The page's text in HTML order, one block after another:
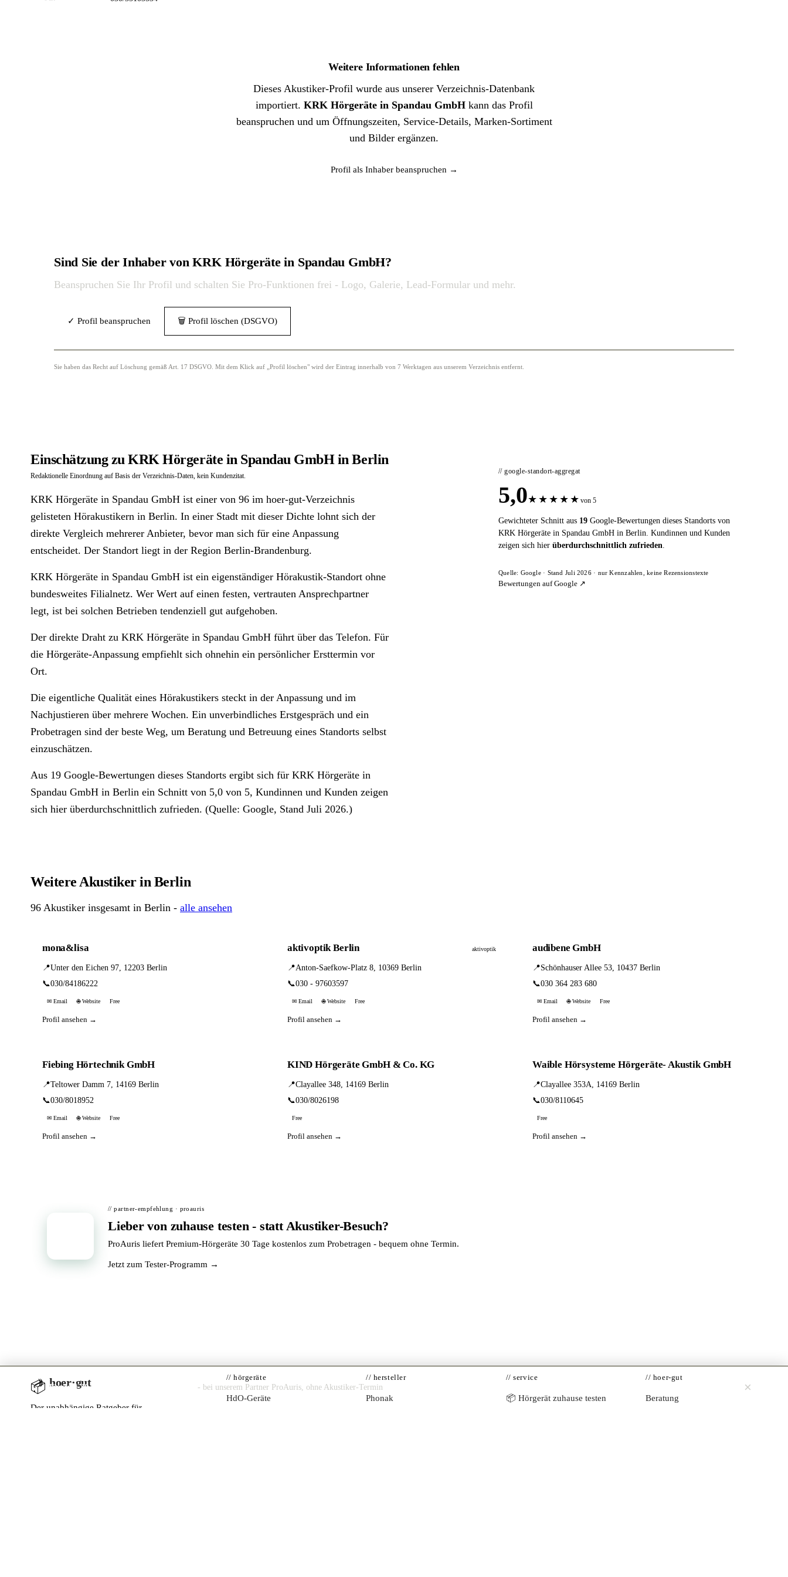
Weitere Informationen fehlen
Dieses Akustiker-Profil wurde aus unserer Verzeichnis-Datenbank
importiert. KRK Hörgeräte in Spandau GmbHkann das Profil
beanspruchen und um Öffnungszeiten, Service-Details, Marken-Sortiment
und Bilder ergänzen.
Profil als Inhaber beanspruchen →
Sind Sie der Inhaber von KRK Hörgeräte in Spandau GmbH?
Beanspruchen Sie Ihr Profil und schalten Sie Pro-Funktionen frei - Logo, Galerie, Lead-Formular und mehr.
✓ Profil beanspruchen 🗑 Profil löschen (DSGVO)
Sie haben das Recht auf Löschung gemäß Art. 17 DSGVO. Mit dem Klick auf „Profil löschen" wird der Eintrag innerhalb von 7 Werktagen aus unserem Verzeichnis entfernt.
Einschätzung zu KRK Hörgeräte in Spandau GmbH in Berlin
Redaktionelle Einordnung auf Basis der Verzeichnis-Daten, kein Kundenzitat.
KRK Hörgeräte in Spandau GmbH ist einer von 96 im hoer-gut-Verzeichnis
gelisteten Hörakustikern in Berlin. In einer Stadt mit dieser Dichte lohnt sich der
direkte Vergleich mehrerer Anbieter, bevor man sich für eine Anpassung
entscheidet. Der Standort liegt in der Region Berlin-Brandenburg.
KRK Hörgeräte in Spandau GmbH ist ein eigenständiger Hörakustik-Standort ohne
bundesweites Filialnetz. Wer Wert auf einen festen, vertrauten Ansprechpartner
legt, ist bei solchen Betrieben tendenziell gut aufgehoben.
Der direkte Draht zu KRK Hörgeräte in Spandau GmbH führt über das Telefon. Für
die Hörgeräte-Anpassung empfiehlt sich ohnehin ein persönlicher Ersttermin vor
Ort.
Die eigentliche Qualität eines Hörakustikers steckt in der Anpassung und im
Nachjustieren über mehrere Wochen. Ein unverbindliches Erstgespräch und ein
Probetragen sind der beste Weg, um Beratung und Betreuung eines Standorts selbst
einzuschätzen.
Aus 19 Google-Bewertungen dieses Standorts ergibt sich für KRK Hörgeräte in
Spandau GmbH in Berlin ein Schnitt von 5,0 von 5, Kundinnen und Kunden zeigen
sich hier überdurchschnittlich zufrieden. (Quelle: Google, Stand Juli 2026.)
// google-standort-aggregat
5,0★ ★ ★ ★ ★ von 5
Gewichteter Schnitt aus 19Google-Bewertungen dieses Standorts von
KRK Hörgeräte in Spandau GmbH in Berlin. Kundinnen und Kunden
zeigen sich hier überdurchschnittlich zufrieden.
Quelle: Google · Stand Juli 2026 · nur Kennzahlen, keine Rezensionstexte
Bewertungen auf Google ↗
Weitere Akustiker in Berlin
96 Akustiker insgesamt in Berlin - alle ansehen
mona&lisa
📍Unter den Eichen 97, 12203 Berlin
📞030/84186222
✉ Email 🌐 Website Free
Profil ansehen →
aktivoptik Berlin aktivoptik
📍Anton-Saefkow-Platz 8, 10369 Berlin
📞030 - 97603597
✉ Email 🌐 Website Free
Profil ansehen →
audibene GmbH
📍Schönhauser Allee 53, 10437 Berlin
📞030 364 283 680
✉ Email 🌐 Website Free
Profil ansehen →
Fiebing Hörtechnik GmbH
📍Teltower Damm 7, 14169 Berlin
📞030/8018952
✉ Email 🌐 Website Free
Profil ansehen →
KIND Hörgeräte GmbH & Co. KG
📍Clayallee 348, 14169 Berlin
📞030/8026198
Free
Profil ansehen →
Waible Hörsysteme Hörgeräte- Akustik GmbH
📍Clayallee 353A, 14169 Berlin
📞030/8110645
Free
Profil ansehen →
// partner-empfehlung · proauris
Lieber von zuhause testen - statt Akustiker-Besuch?
ProAuris liefert Premium-Hörgeräte 30 Tage kostenlos zum Probetragen - bequem ohne Termin.
Jetzt zum Tester-Programm →
hoer·gut
Der unabhängige Ratgeber für
// hörgeräte
HdO-Geräte
// hersteller
Phonak
// service
📦 Hörgerät zuhause testen
// hoer-gut
Beratung
📦 Hörgerät 30 Tage kostenlos zuhause testen - bei unserem Partner ProAuris, ohne Akustiker-Termin ×